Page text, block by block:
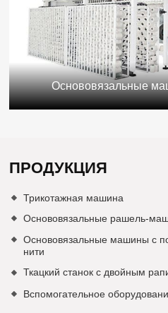
Основовязальные
ПРОДУКЦИЯ
Трикотажная машина
Основовязальные рашель-
Основовязальные машины с
нити
Ткацкий станок с двойным
Вспомогательное